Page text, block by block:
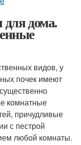
дома.
видов, у
почек имеют
комнатные
причудливые
с пестрой
любой комнаты.